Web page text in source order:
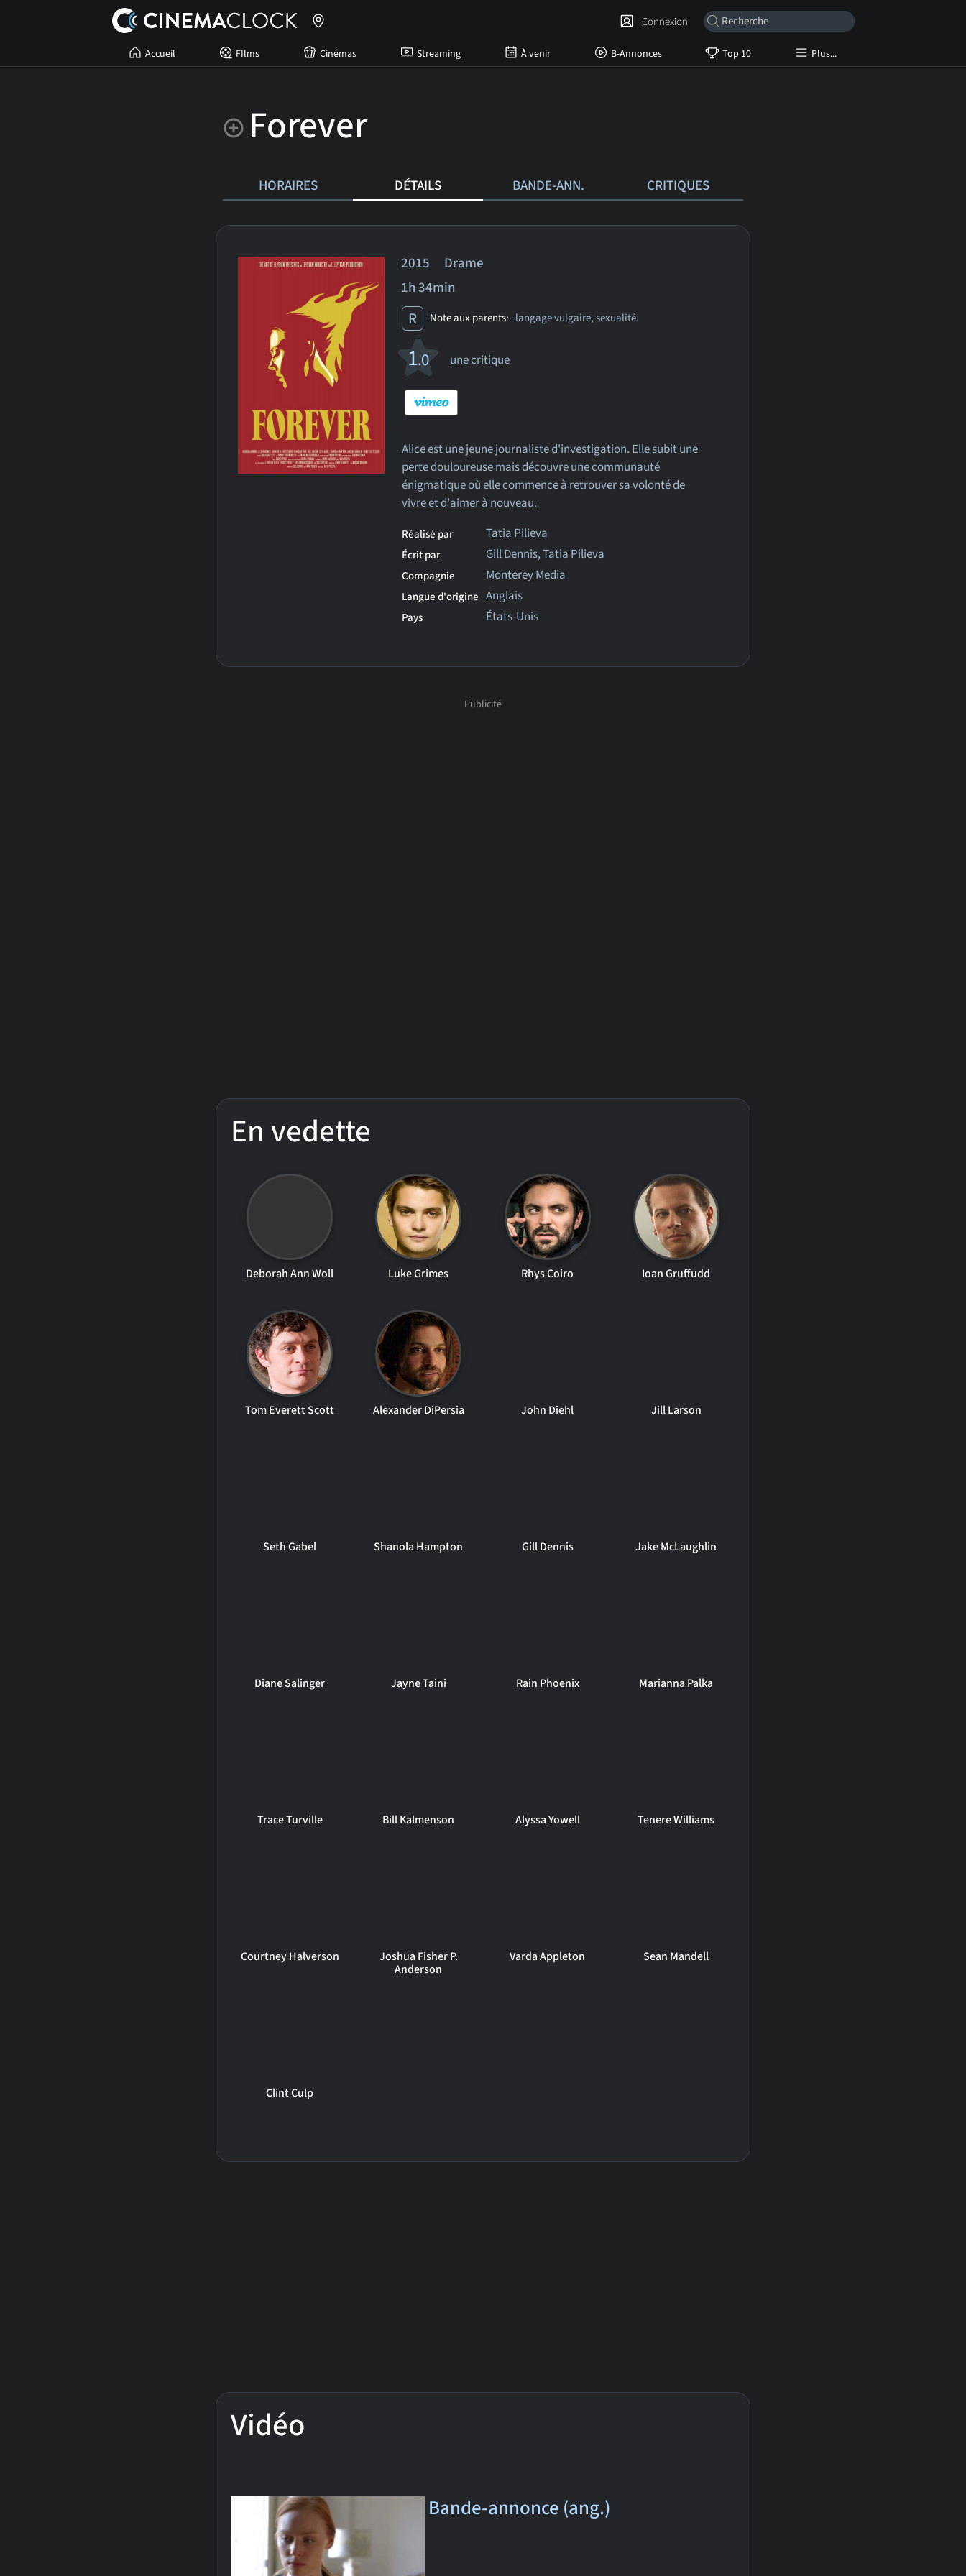
Accueil FIlms Cinémas Streaming À venir B-Annonces Top 10 Plus...
Connexion
Forever
HORAIRES DÉTAILS BANDE-ANN. CRITIQUES
2015 Drame
1h 34min
R Note aux parents: langage vulgaire, sexualité.
1.0 une critique
Alice est une jeune journaliste d'investigation. Elle subit une
perte douloureuse mais découvre une communauté
énigmatique où elle commence à retrouver sa volonté de
vivre et d'aimer à nouveau.
Réalisé par Tatia Pilieva
Écrit par Gill Dennis, Tatia Pilieva
Compagnie Monterey Media
Langue d'origine Anglais
Pays États-Unis
En vedette
Deborah Ann Woll Luke Grimes Rhys Coiro Ioan Gruffudd
Tom Everett Scott Alexander DiPersia John Diehl Jill Larson
Seth Gabel Shanola Hampton Gill Dennis Jake McLaughlin
Diane Salinger Jayne Taini Rain Phoenix Marianna Palka
Trace Turville Bill Kalmenson Alyssa Yowell Tenere Williams
Courtney Halverson
Joshua Fisher P.
Anderson
Varda Appleton Sean Mandell
Clint Culp
Vidéo
Bande-annonce (ang.)